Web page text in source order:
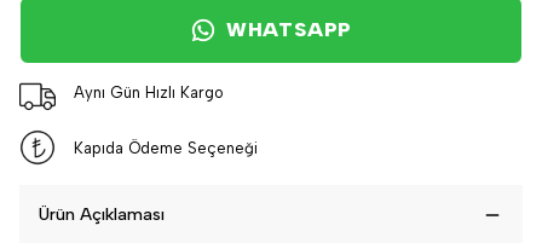
WHATSAPP
Aynı Gün Hızlı Kargo
Kapıda Ödeme Seçeneği
Ürün Açıklaması